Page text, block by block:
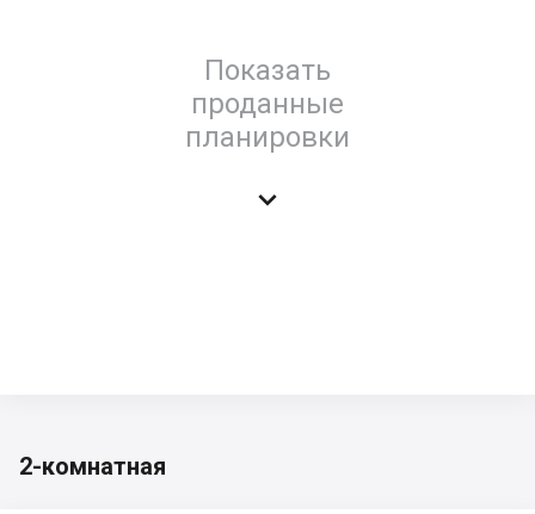
Показать
проданные
планировки

2-комнатная